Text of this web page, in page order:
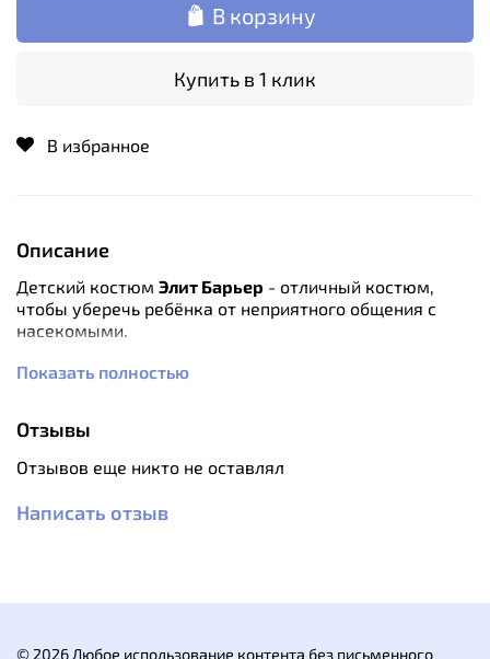
В корзину
Купить в 1 клик
В избранное
Описание
Детский костюм Элит Барьер - отличный костюм,
чтобы уберечь ребёнка от неприятного общения с
насекомыми.
Особенности:
противоклещевая "юбка" по низу куртки
влагозащитный карман для документов
сетка для защиты лица от насекомых, которая
внутренние манжеты на рукавах и по низу брюк
Характеристики:
состав: 75% хлопок, 25% нейлон
Показать полностью
Отзывы
Отзывов еще никто не оставлял
Написать отзыв
© 2026 Любое использование контента без письменного